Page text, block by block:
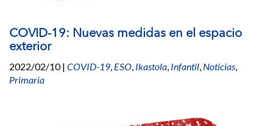
COVID-19: Nuevas medidas en el espacio
exterior
2022/02/10| COVID-19, ESO, Ikastola, Infantil, Noticias,
Primaria